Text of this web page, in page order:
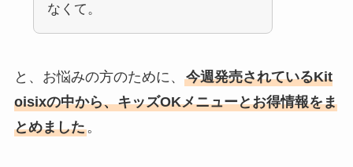
なくて。
と、お悩みの方のために、 今週発売されているKit
oisixの中から、キッズOKメニューとお得情報をま
とめました。